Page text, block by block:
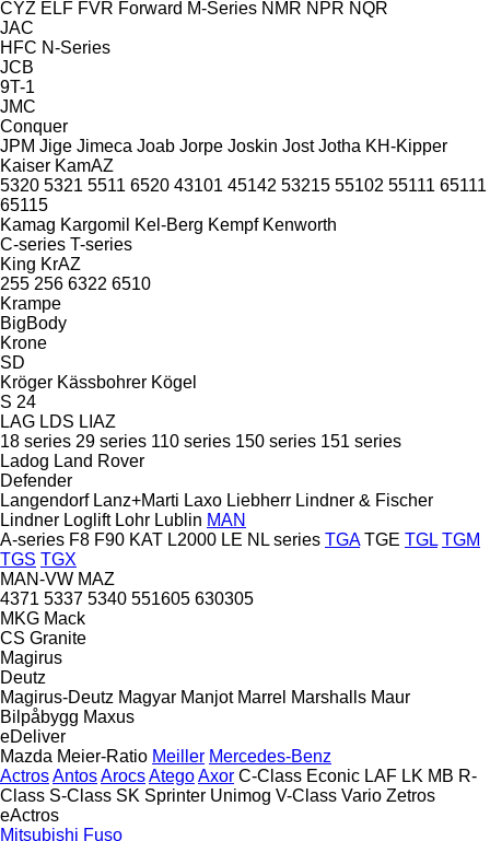
CYZ ELF FVR Forward M-Series NMR NPR NQR
JAC
HFC N-Series
JCB
9T-1
JMC
Conquer
JPM Jige Jimeca Joab Jorpe Joskin Jost Jotha KH-Kipper
Kaiser KamAZ
5320 5321 5511 6520 43101 45142 53215 55102 55111 65111
65115
Kamag Kargomil Kel-Berg Kempf Kenworth
C-series T-series
King KrAZ
255 256 6322 6510
Krampe
BigBody
Krone
SD
Kröger Kässbohrer Kögel
S 24
LAG LDS LIAZ
18 series 29 series 110 series 150 series 151 series
Ladog Land Rover
Defender
Langendorf Lanz+Marti Laxo Liebherr Lindner & Fischer
Lindner Loglift Lohr Lublin MAN
A-series F8 F90 KAT L2000 LE NL series TGA TGE TGL TGM
TGS TGX
MAN-VW MAZ
4371 5337 5340 551605 630305
MKG Mack
CS Granite
Magirus
Deutz
Magirus-Deutz Magyar Manjot Marrel Marshalls Maur
Bilpåbygg Maxus
eDeliver
Mazda Meier-Ratio Meiller Mercedes-Benz
ActrosAntosArocsAtegoAxor C-Class Econic LAF LK MB R-
Class S-Class SK Sprinter Unimog V-Class Vario Zetros
eActros
Mitsubishi Fuso